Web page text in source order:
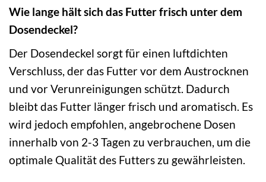
Wie lange hält sich das Futter frisch unter dem
Dosendeckel?
Der Dosendeckel sorgt für einen luftdichten
Verschluss, der das Futter vor dem Austrocknen
und vor Verunreinigungen schützt. Dadurch
bleibt das Futter länger frisch und aromatisch. Es
wird jedoch empfohlen, angebrochene Dosen
innerhalb von 2-3 Tagen zu verbrauchen, um die
optimale Qualität des Futters zu gewährleisten.